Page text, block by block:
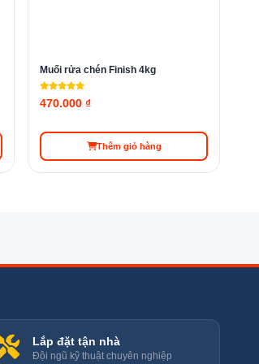
Muối rửa chén Finish 4kg
470.000 ₫
Thêm giỏ hàng
Lắp đặt tận nhà
Đội ngũ kỹ thuật chuyên nghiệp